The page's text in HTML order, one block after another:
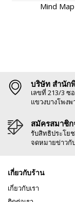
Mind
บริษัท สำนัก
เลขที่ 213/3 ซ
แขวงบางโพงพ
สมัครสมาชิ
รับสิทธิประโย
จดหมายข่าวกับ
เกี่ยวกับร้าน
เกี่ยวกับเรา